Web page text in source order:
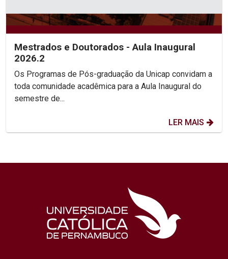
Mestrados e Doutorados - Aula Inaugural
2026.2
Os Programas de Pós-graduação da Unicap convidam a
toda comunidade acadêmica para a Aula Inaugural do
semestre de...
LER MAIS